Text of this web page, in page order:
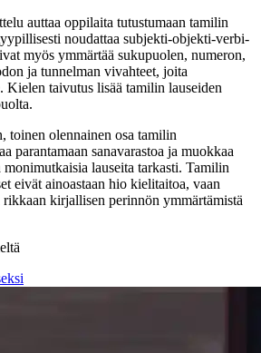
auttaa oppilaita tutustumaan tamilin
noudattaa subjekti-objekti-verbi-
myös ymmärtää sukupuolen, numeron,
ja tunnelman vivahteet, joita
taivutus lisää tamilin lauseiden
toinen olennainen osa tamilin
parantamaan sanavarastoa ja muokkaa
lauseita tarkasti. Tamilin
eivät ainoastaan hio kielitaitoa, vaan
kirjallisen perinnön ymmärtämistä